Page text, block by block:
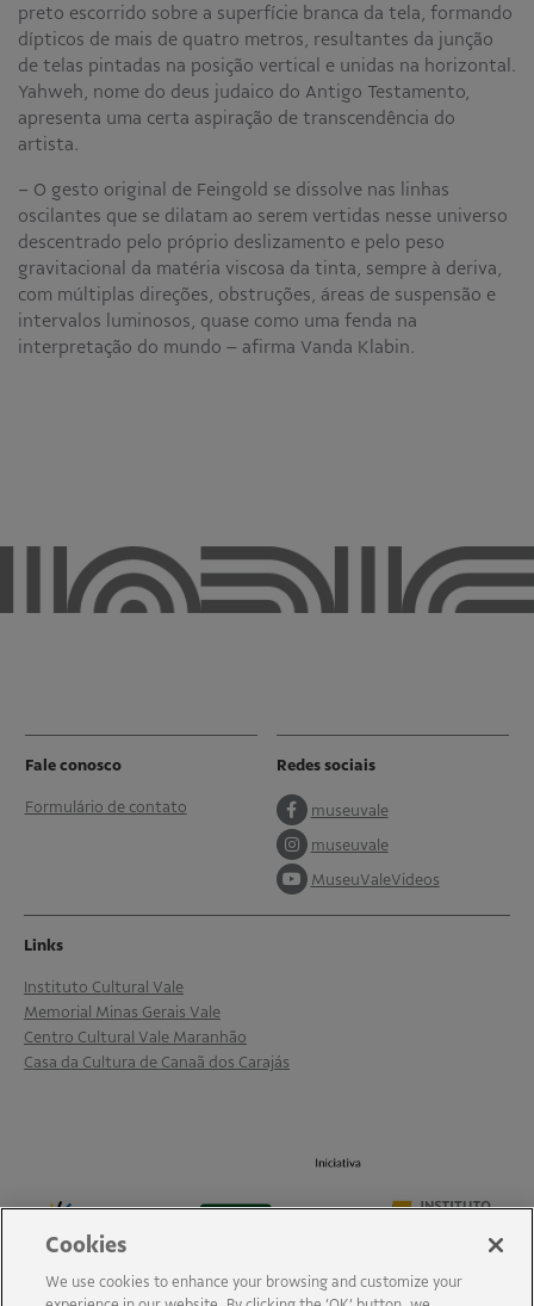
preto escorrido sobre a superfície branca da tela, formando
dípticos de mais de quatro metros, resultantes da junção
de telas pintadas na posição vertical e unidas na horizontal.
Yahweh, nome do deus judaico do Antigo Testamento,
apresenta uma certa aspiração de transcendência do
artista.
− O gesto original de Feingold se dissolve nas linhas
oscilantes que se dilatam ao serem vertidas nesse universo
descentrado pelo próprio deslizamento e pelo peso
gravitacional da matéria viscosa da tinta, sempre à deriva,
com múltiplas direções, obstruções, áreas de suspensão e
intervalos luminosos, quase como uma fenda na
interpretação do mundo – afirma Vanda Klabin.
Fale conosco
Formulário de contato
Redes sociais
museuvale
museuvale
MuseuValeVideos
Links
Instituto Cultural Vale
Memorial Minas Gerais Vale
Centro Cultural Vale Maranhão
Casa da Cultura de Canaã dos Carajás
Cookies
We use cookies to enhance your browsing and customize your